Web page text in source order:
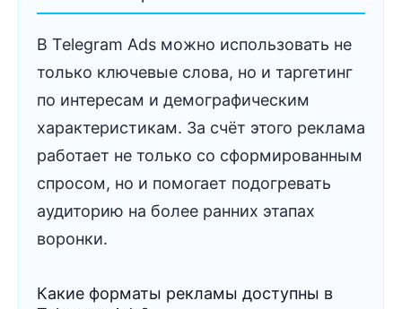
В Telegram Ads можно использовать не
только ключевые слова, но и таргетинг
по интересам и демографическим
характеристикам. За счёт этого реклама
работает не только со сформированным
спросом, но и помогает подогревать
аудиторию на более ранних этапах
воронки.
Какие форматы рекламы доступны в